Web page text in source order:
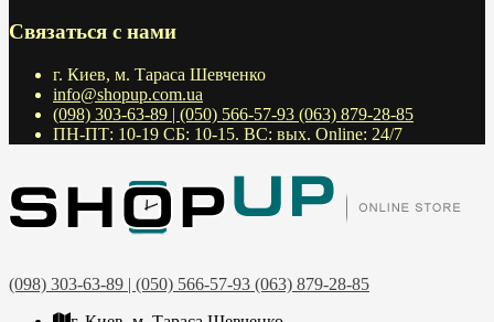
Связаться с нами
г. Киев, м. Тараса Шевченко
info@shopup.com.ua
(098) 303-63-89 | (050) 566-57-93 (063) 879-28-85
ПН-ПТ: 10-19 СБ: 10-15. ВС: вых. Online: 24/7
(098) 303-63-89 | (050) 566-57-93 (063) 879-28-85